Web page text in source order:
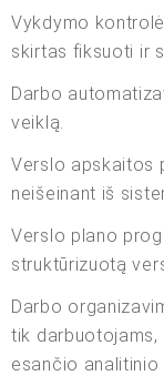
Vykdymo
skirtas fiksuoti ir
Darbo
veiklą.
Verslo apskaitos
neišeinant iš
Verslo plano
struktūrizuotą
Darbo
tik
esančio analitinio